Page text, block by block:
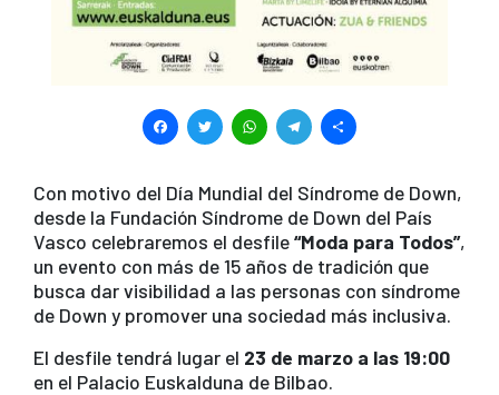
F
a
c
e
b
o
o
k
T
wi
tt
er
W
h
at
s
A
p
p
T
el
e
gr
a
m
ar
e
Con motivo del Día Mundial del Síndrome de Down,
desde la Fundación Síndrome de Down del País
Vasco celebraremos el desfile“Moda para Todos”,
un evento con más de 15 años de tradición que
busca dar visibilidad a las personas con síndrome
de Down y promover una sociedad más inclusiva.
El desfile tendrá lugar el 23 de marzo a las 19:00
en el Palacio Euskalduna de Bilbao.